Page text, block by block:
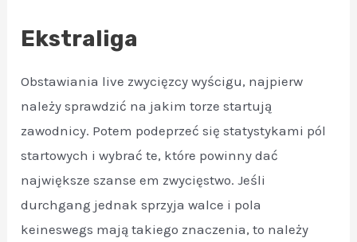
Ekstraliga
Obstawiania live zwycięzcy wyścigu, najpierw
należy sprawdzić na jakim torze startują
zawodnicy. Potem podeprzeć się statystykami pól
startowych i wybrać te, które powinny dać
największe szanse em zwycięstwo. Jeśli
durchgang jednak sprzyja walce i pola
keineswegs mają takiego znaczenia, to należy